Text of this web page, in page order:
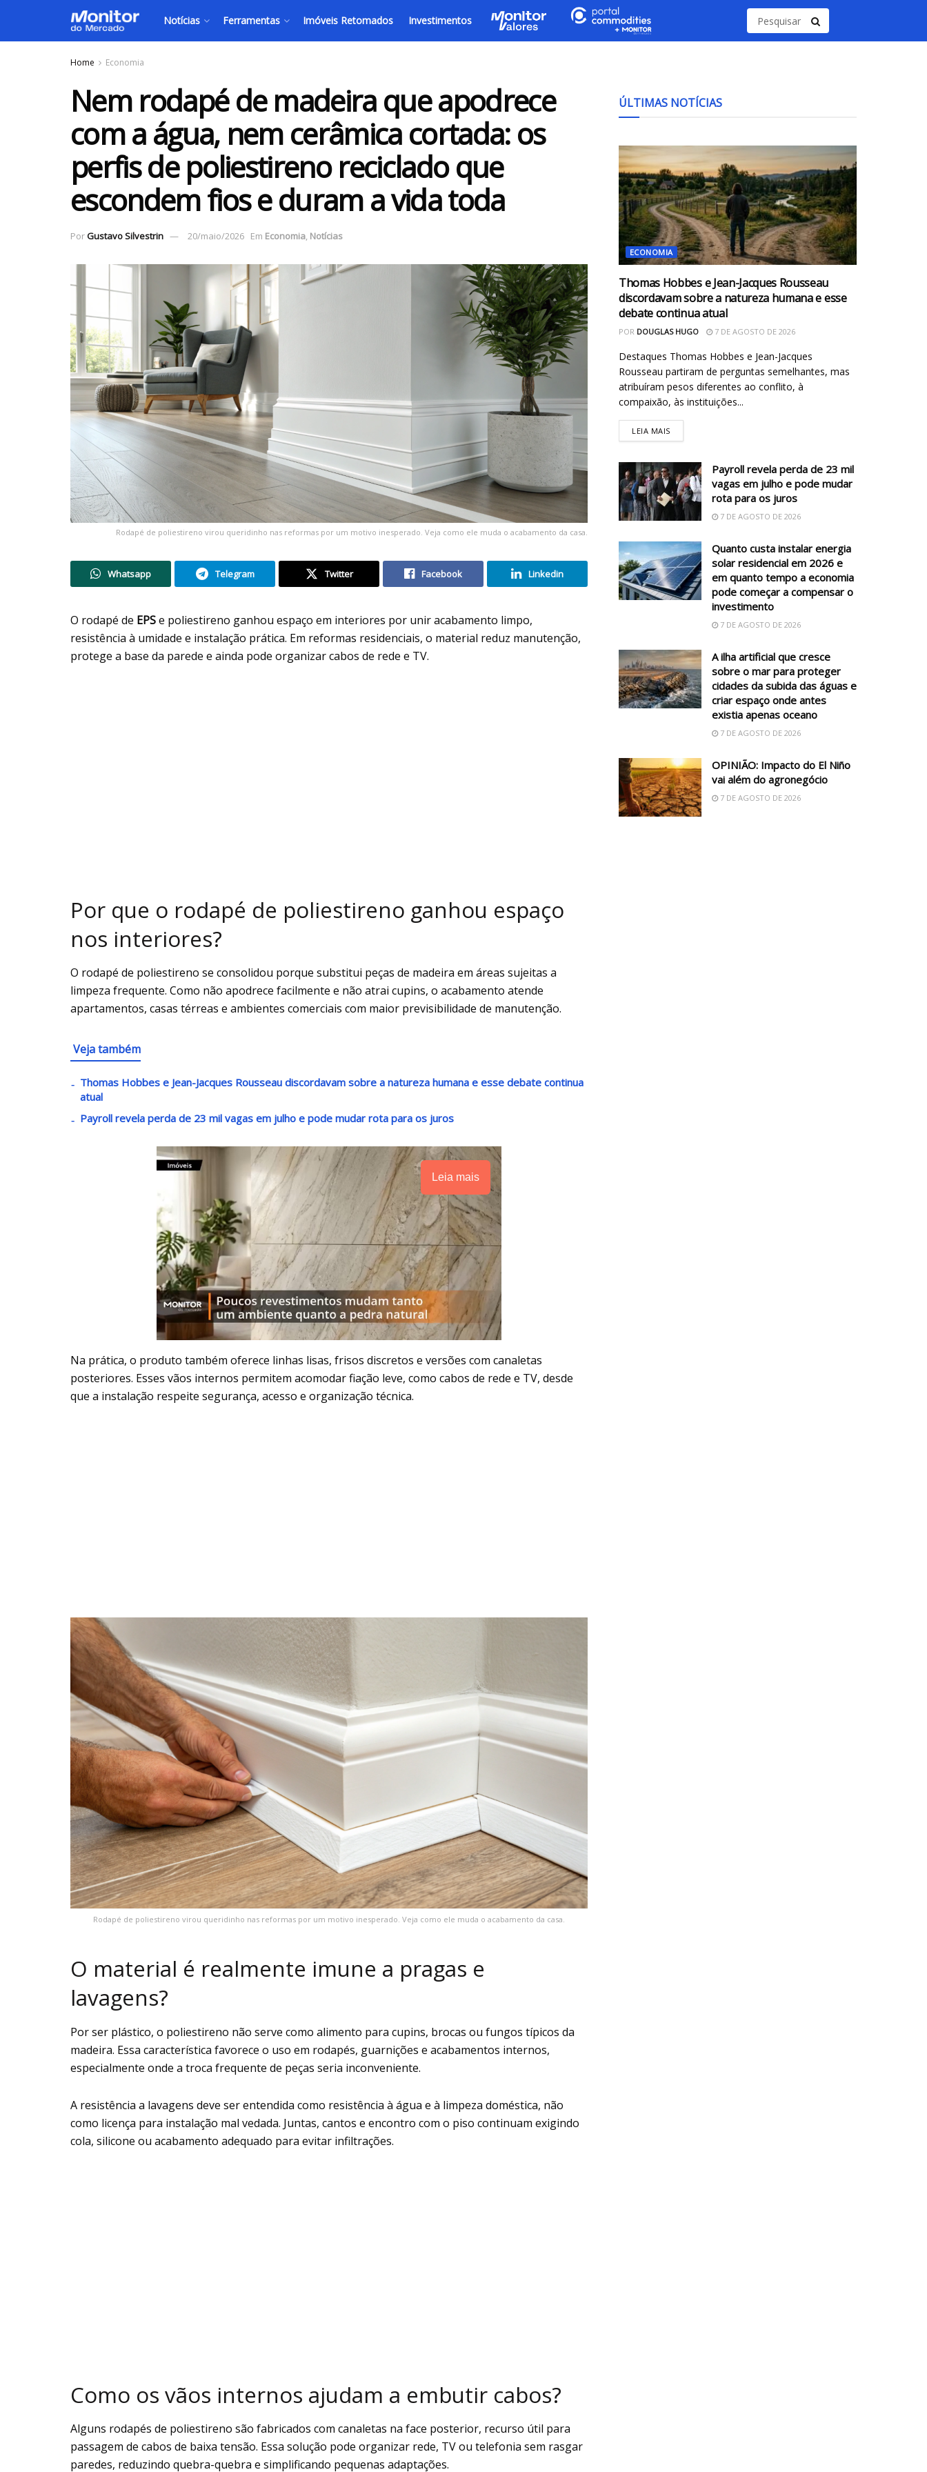
Notícias Ferramentas Imóveis Retomados Investimentos
Home Economia
Nem rodapé de madeira que apodrece
com a água, nem cerâmica cortada: os
perfis de poliestireno reciclado que
escondem fios e duram a vida toda
PorGustavo Silvestrin 20/maio/2026 Em Economia, Notícias
Rodapé de poliestireno virou queridinho nas reformas por um motivo inesperado. Veja como ele muda o acabamento da casa.
Whatsapp Telegram Twitter Facebook Linkedin
O rodapé de EPSe poliestireno ganhou espaço em interiores por unir acabamento limpo,
resistência à umidade e instalação prática. Em reformas residenciais, o material reduz manutenção,
protege a base da parede e ainda pode organizar cabos de rede e TV.
Por que o rodapé de poliestireno ganhou espaço
nos interiores?
O rodapé de poliestireno se consolidou porque substitui peças de madeira em áreas sujeitas a
limpeza frequente. Como não apodrece facilmente e não atrai cupins, o acabamento atende
apartamentos, casas térreas e ambientes comerciais com maior previsibilidade de manutenção.
Veja também
Thomas Hobbes e Jean-Jacques Rousseau discordavam sobre a natureza humana e esse debate continua
atual
Payroll revela perda de 23 mil vagas em julho e pode mudar rota para os juros
Leia mais
Na prática, o produto também oferece linhas lisas, frisos discretos e versões com canaletas
posteriores. Esses vãos internos permitem acomodar fiação leve, como cabos de rede e TV, desde
que a instalação respeite segurança, acesso e organização técnica.
Rodapé de poliestireno virou queridinho nas reformas por um motivo inesperado. Veja como ele muda o acabamento da casa.
O material é realmente imune a pragas e
lavagens?
Por ser plástico, o poliestireno não serve como alimento para cupins, brocas ou fungos típicos da
madeira. Essa característica favorece o uso em rodapés, guarnições e acabamentos internos,
especialmente onde a troca frequente de peças seria inconveniente.
A resistência a lavagens deve ser entendida como resistência à água e à limpeza doméstica, não
como licença para instalação mal vedada. Juntas, cantos e encontro com o piso continuam exigindo
cola, silicone ou acabamento adequado para evitar infiltrações.
Como os vãos internos ajudam a embutir cabos?
Alguns rodapés de poliestireno são fabricados com canaletas na face posterior, recurso útil para
passagem de cabos de baixa tensão. Essa solução pode organizar rede, TV ou telefonia sem rasgar
paredes, reduzindo quebra-quebra e simplificando pequenas adaptações.
ÚLTIMAS NOTÍCIAS
ECONOMIA
Thomas Hobbes e Jean-Jacques Rousseau
discordavam sobre a natureza humana e esse
debate continua atual
POR DOUGLAS HUGO 7 DE AGOSTO DE 2026
Destaques Thomas Hobbes e Jean-Jacques
Rousseau partiram de perguntas semelhantes, mas
atribuíram pesos diferentes ao conflito, à
compaixão, às instituições...
LEIA MAIS
Payroll revela perda de 23 mil
vagas em julho e pode mudar
rota para os juros
7 DE AGOSTO DE 2026
Quanto custa instalar energia
solar residencial em 2026 e
em quanto tempo a economia
pode começar a compensar o
investimento
7 DE AGOSTO DE 2026
A ilha artificial que cresce
sobre o mar para proteger
cidades da subida das águas e
criar espaço onde antes
existia apenas oceano
7 DE AGOSTO DE 2026
OPINIÃO: Impacto do El Niño
vai além do agronegócio
7 DE AGOSTO DE 2026